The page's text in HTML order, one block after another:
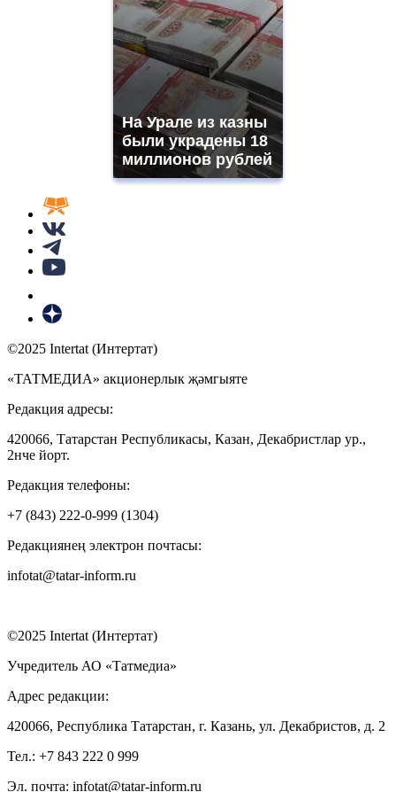
На Урале из казны
были украдены 18
миллионов рублей
©2025 Intertat (Интертат)
«ТАТМЕДИА» акционерлык җәмгыяте
Редакция адресы:
420066, Татарстан Республикасы, Казан, Декабристлар ур.,
2нче йорт.
Редакция телефоны:
+7 (843) 222-0-999 (1304)
Редакциянең электрон почтасы:
infotat@tatar-inform.ru
©2025 Intertat (Интертат)
Учредитель АО «Татмедиа»
Адрес редакции:
420066, Республика Татарстан, г. Казань, ул. Декабристов, д. 2
Тел.: +7 843 222 0 999
Эл. почта: infotat@tatar-inform.ru